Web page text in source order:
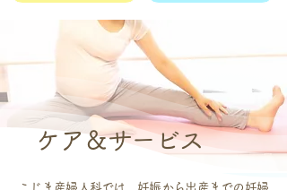
ケア＆サービス
こじま産婦人科では、妊娠から出産までの妊婦